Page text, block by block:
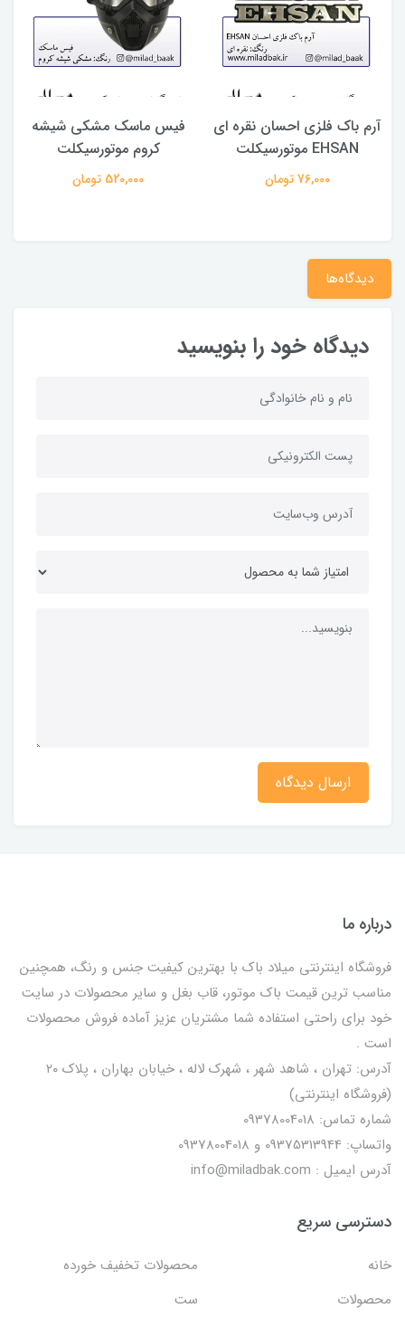
آرم باک فلزی احسان نقره ای
EHSAN موتورسیکلت
76,000 تومان
فیس ماسک مشکی شیشه
کروم موتورسیکلت
520,000 تومان
دیدگاه‌ها
دیدگاه خود را بنویسید
ارسال دیدگاه
درباره ما
فروشگاه اینترنتی میلاد باک با بهترین کیفیت جنس و رنگ، همچنین
مناسب ترین قیمت باک موتور، قاب بغل و سایر محصولات در سایت
خود برای راحتی استفاده شما مشتریان عزیز آماده فروش محصولات
است .
آدرس: تهران ، شاهد شهر ، شهرک لاله ، خیابان بهاران ، پلاک ۲۰
(فروشگاه اینترنتی)
شماره تماس: 09378004018
واتساپ: 09375313944 و 09378004018
آدرس ایمیل : info@miladbak.com
دسترسی سریع
خانه
محصولات تخفیف خورده
محصولات
ست